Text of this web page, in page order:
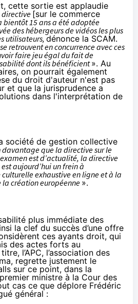
cette sortie est applaudie
[sur le commerce
bientôt 15 ans a été adoptée
des hébergeurs de vidéos les plus
utilisateurs, dénonce la SCAM.
retrouvent en concurrence avec ces
faire jeu égal du fait de
dont ils bénéficient». Au
on pourrait également
du droit d'auteur n'est pas
et que la jurisprudence a
dans l'interprétation de
société de gestion collective
davantage que la directive sur le
est d’actualité, la directive
aujourd’hui un frein à
culturelle exhaustive en ligne et à la
création européenne ».
plus immédiate des
la clef du succès d’une offre
ces ayants droit, qui
des actes forts au
l’APC, l’association des
, regrette justement le
sur ce point, dans la
ministre à la Cour des
cas ce que déplore Frédéric
général :